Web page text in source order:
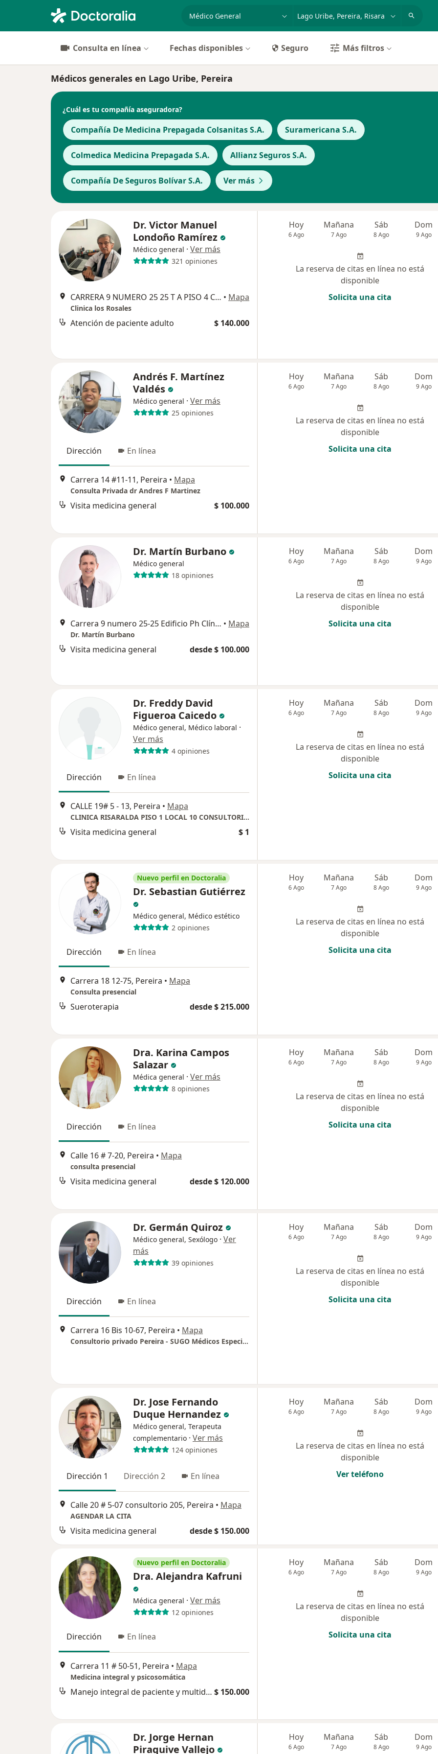
especialidad, enfermedad o nombre
Consulta en línea Fechas disponibles Seguro Más filtros
Médicos generales en Lago Uribe, Pereira
¿Cuál es tu compañía aseguradora?
Compañía De Medicina Prepagada Colsanitas S.A. Suramericana S.A.
Colmedica Medicina Prepagada S.A. Allianz Seguros S.A.
Compañía De Seguros Bolívar S.A. Ver más
Dr. Victor Manuel
Londoño Ramírez
Médico general · Ver más
321 opiniones
CARRERA 9 NUMERO 25 25 T A PISO 4 CT 415, Pereira • Mapa
Clinica los Rosales
Atención de paciente adulto $ 140.000
Hoy
6 Ago
Mañana
7 Ago
Sáb
8 Ago
Dom
9 Ago
La reserva de citas en línea no está
disponible
Solicita una cita
Andrés F. Martínez
Valdés
Médico general · Ver más
25 opiniones
Dirección En línea
Carrera 14 #11-11, Pereira • Mapa
Consulta Privada dr Andres F Martinez
Visita medicina general $ 100.000
Hoy
6 Ago
Mañana
7 Ago
Sáb
8 Ago
Dom
9 Ago
La reserva de citas en línea no está
disponible
Solicita una cita
Dr. Martín Burbano
Médico general
18 opiniones
Carrera 9 numero 25-25 Edificio Ph Clínica los Rosales consultorio 505 torre A, Pereira • Mapa
Dr. Martín Burbano
Visita medicina general desde $ 100.000
Hoy
6 Ago
Mañana
7 Ago
Sáb
8 Ago
Dom
9 Ago
La reserva de citas en línea no está
disponible
Solicita una cita
Dr. Freddy David
Figueroa Caicedo
Médico general, Médico laboral ·
Ver más
4 opiniones
Dirección En línea
CALLE 19# 5 - 13, Pereira • Mapa
CLINICA RISARALDA PISO 1 LOCAL 10 CONSULTORIO 5
Visita medicina general $ 1
Hoy
6 Ago
Mañana
7 Ago
Sáb
8 Ago
Dom
9 Ago
La reserva de citas en línea no está
disponible
Solicita una cita
Nuevo perfil en Doctoralia
Dr. Sebastian Gutiérrez
Médico general, Médico estético
2 opiniones
Dirección En línea
Carrera 18 12-75, Pereira • Mapa
Consulta presencial
Sueroterapia desde $ 215.000
Hoy
6 Ago
Mañana
7 Ago
Sáb
8 Ago
Dom
9 Ago
La reserva de citas en línea no está
disponible
Solicita una cita
Dra. Karina Campos
Salazar
Médica general · Ver más
8 opiniones
Dirección En línea
Calle 16 # 7-20, Pereira • Mapa
consulta presencial
Visita medicina general desde $ 120.000
Hoy
6 Ago
Mañana
7 Ago
Sáb
8 Ago
Dom
9 Ago
La reserva de citas en línea no está
disponible
Solicita una cita
Dr. Germán Quiroz
Médico general, Sexólogo · Ver
más
39 opiniones
Dirección En línea
Carrera 16 Bis 10-67, Pereira • Mapa
Consultorio privado Pereira - SUGO Médicos Especialistas
Hoy
6 Ago
Mañana
7 Ago
Sáb
8 Ago
Dom
9 Ago
La reserva de citas en línea no está
disponible
Solicita una cita
Dr. Jose Fernando
Duque Hernandez
Médico general, Terapeuta
complementario · Ver más
124 opiniones
Dirección 1 Dirección 2 En línea
Calle 20 # 5-07 consultorio 205, Pereira • Mapa
AGENDAR LA CITA
Visita medicina general desde $ 150.000
Hoy
6 Ago
Mañana
7 Ago
Sáb
8 Ago
Dom
9 Ago
La reserva de citas en línea no está
disponible
Ver teléfono
Nuevo perfil en Doctoralia
Dra. Alejandra Kafruni
Médica general · Ver más
12 opiniones
Dirección En línea
Carrera 11 # 50-51, Pereira • Mapa
Medicina integral y psicosomática
Manejo integral de paciente y multidisciplinario $ 150.000
Hoy
6 Ago
Mañana
7 Ago
Sáb
8 Ago
Dom
9 Ago
La reserva de citas en línea no está
disponible
Solicita una cita
Dr. Jorge Hernan
Piraquive Vallejo
Hoy
6 Ago
Mañana
7 Ago
Sáb
8 Ago
Dom
9 Ago